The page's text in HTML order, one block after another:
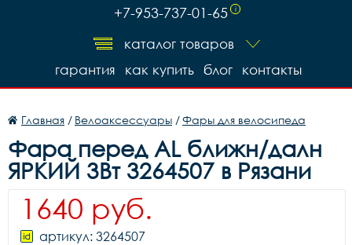
+7-953-737-01-65 i
каталог товаров
контакты
блог
как купить
гарантия
Главная / Велоаксессуары /Фары для велосипеда
Фара перед AL ближн/далн
ЯРКИЙ 3Вт 3264507 в Рязани
1640 руб.
артикул: 3264507